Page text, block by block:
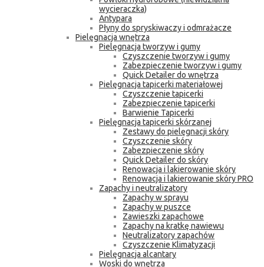
wycieraczka)
Antypara
Płyny do spryskiwaczy i odmrażacze
Pielęgnacja wnętrza
Pielęgnacja tworzyw i gumy
Czyszczenie tworzyw i gumy
Zabezpieczenie tworzyw i gumy
Quick Detailer do wnętrza
Pielęgnacja tapicerki materiałowej
Czyszczenie tapicerki
Zabezpieczenie tapicerki
Barwienie Tapicerki
Pielęgnacja tapicerki skórzanej
Zestawy do pielęgnacji skóry
Czyszczenie skóry
Zabezpieczenie skóry
Quick Detailer do skóry
Renowacja i lakierowanie skóry
Renowacja i lakierowanie skóry PRO
Zapachy i neutralizatory
Zapachy w sprayu
Zapachy w puszce
Zawieszki zapachowe
Zapachy na kratkę nawiewu
Neutralizatory zapachów
Czyszczenie Klimatyzacji
Pielęgnacja alcantary
Woski do wnętrza